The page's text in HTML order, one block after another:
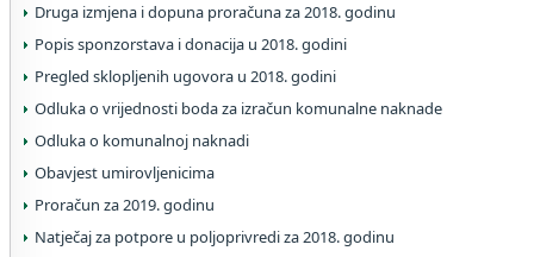
Druga izmjena i dopuna proračuna za 2018. godinu
Popis sponzorstava i donacija u 2018. godini
Pregled sklopljenih ugovora u 2018. godini
Odluka o vrijednosti boda za izračun komunalne naknade
Odluka o komunalnoj naknadi
Obavjest umirovljenicima
Proračun za 2019. godinu
Natječaj za potpore u poljoprivredi za 2018. godinu